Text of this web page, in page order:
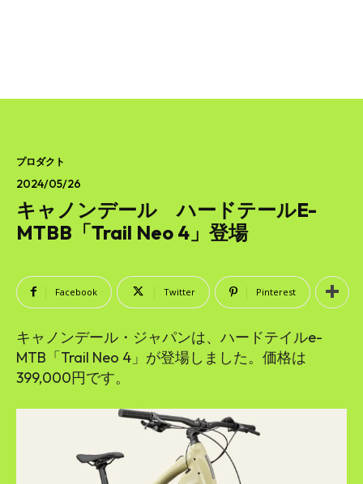
プロダクト
2024/05/26
キャノンデール ハードテールE-
MTBB「Trail Neo 4」登場
Facebook Twitter Pinterest
キャノンデール・ジャパンは、ハードテイルe-
MTB「Trail Neo 4」が登場しました。価格は
399,000円です。